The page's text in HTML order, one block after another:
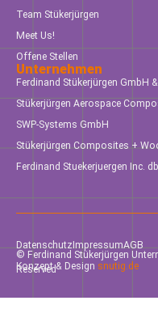
Team Stükerjürgen
Meet Us!
Offene Stellen
Unternehmen
Ferdinand Stükerjürgen GmbH
Stükerjürgen Aerospace
SWP-Systems GmbH
Stükerjürgen Composites +
Ferdinand Stuekerjuergen Inc.
DatenschutzImpressumAGB
© Ferdinand Stükerjürgen
Reserved
Konzept & Design snutig.de